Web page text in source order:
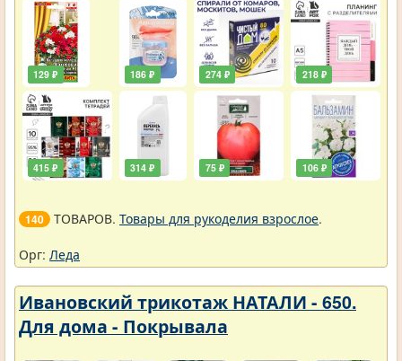
129 ₽
415 ₽
186 ₽
314 ₽
274 ₽
75 ₽
218 ₽
106 ₽
140 ТОВАРОВ. Товары для рукоделия взрослое.
Орг: Леда
Ивановский трикотаж НАТАЛИ - 650.
Для дома - Покрывала